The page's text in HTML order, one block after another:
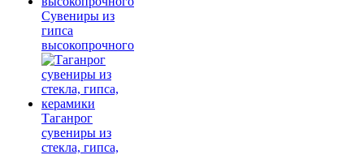
Сувениры из
гипса
высокопрочного
Таганрог
сувениры из
стекла, гипса,